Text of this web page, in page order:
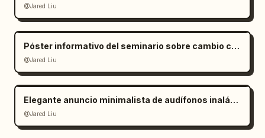
@Jared Liu
Póster informativo del seminario sobre cambio climático
@Jared Liu
Elegante anuncio minimalista de audífonos inalámbricos
@Jared Liu